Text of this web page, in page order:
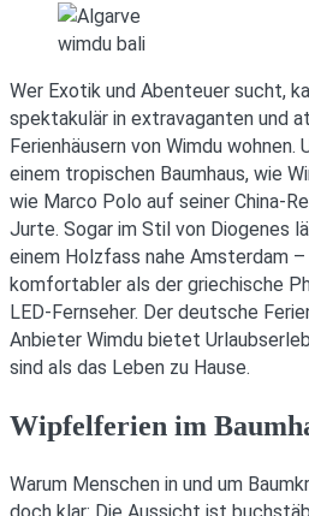
wimdu bali
Wer Exotik und Abenteuer sucht,
spektakulär in extravaganten und
Ferienhäusern von Wimdu wohnen.
einem tropischen Baumhaus, wie
wie Marco Polo auf seiner China-
Jurte. Sogar im Stil von Diogenes
einem Holzfass nahe Amsterdam
komfortabler als der griechische
LED-Fernseher. Der deutsche
Anbieter Wimdu bietet
sind als das Leben zu Hause.
Wipfelferien im
Warum Menschen in und um
doch klar: Die Aussicht ist